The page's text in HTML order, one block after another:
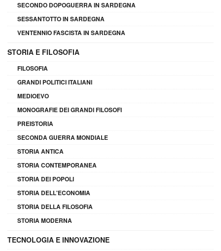
SECONDO DOPOGUERRA IN SARDEGNA
SESSANTOTTO IN SARDEGNA
VENTENNIO FASCISTA IN SARDEGNA
STORIA E FILOSOFIA
FILOSOFIA
GRANDI POLITICI ITALIANI
MEDIOEVO
MONOGRAFIE DEI GRANDI FILOSOFI
PREISTORIA
SECONDA GUERRA MONDIALE
STORIA ANTICA
STORIA CONTEMPORANEA
STORIA DEI POPOLI
STORIA DELL'ECONOMIA
STORIA DELLA FILOSOFIA
STORIA MODERNA
TECNOLOGIA E INNOVAZIONE